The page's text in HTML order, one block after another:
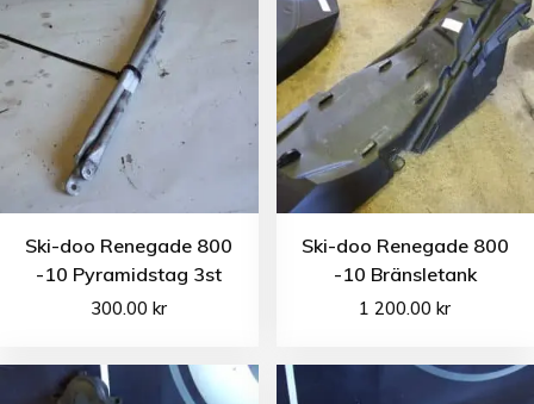
Ski-doo Renegade 800
-10 Pyramidstag 3st
300.00kr
Ski-doo Renegade 800
-10 Bränsletank
1 200.00kr